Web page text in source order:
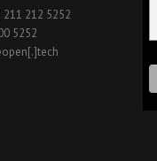
212 5252
5252